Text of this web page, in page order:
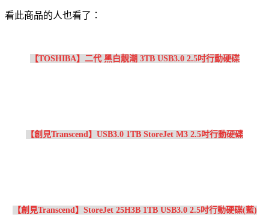
看此商品的人也看了：
【TOSHIBA】二代 黑白靚潮 3TB USB3.0 2.5吋行動硬碟
【創見Transcend】USB3.0 1TB StoreJet M3 2.5吋行動硬碟
【創見Transcend】StoreJet 25H3B 1TB USB3.0 2.5吋行動硬碟(藍)